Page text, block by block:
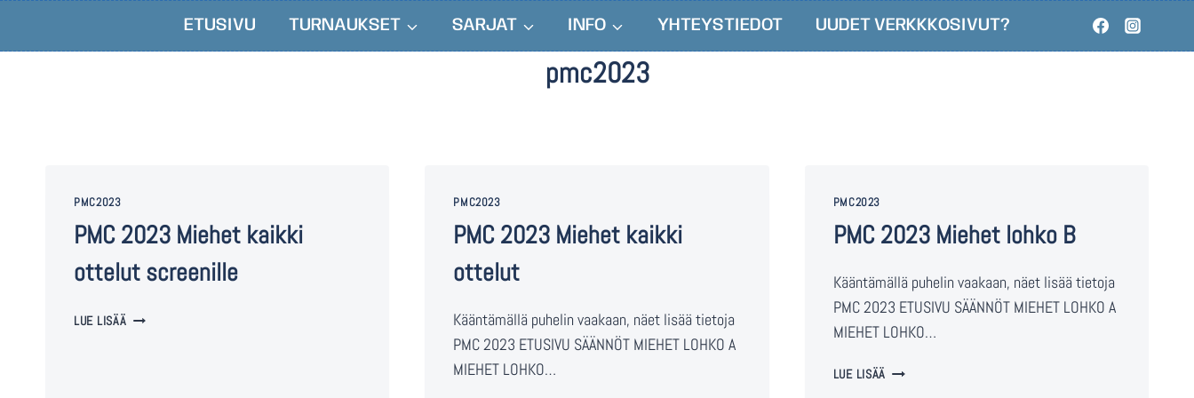
ETUSIVU TURNAUKSET SARJAT INFO YHTEYSTIEDOT UUDET VERKKKOSIVUT?
pmc2023
PMC2023
PMC 2023 Miehet kaikki
ottelut screenille
LUE LISÄÄ
PMC2023
PMC 2023 Miehet kaikki
ottelut
Kääntämällä puhelin vaakaan, näet lisää tietoja
PMC 2023 ETUSIVU SÄÄNNÖT MIEHET LOHKO A
MIEHET LOHKO…
PMC2023
PMC 2023 Miehet lohko B
Kääntämällä puhelin vaakaan, näet lisää tietoja
PMC 2023 ETUSIVU SÄÄNNÖT MIEHET LOHKO A
MIEHET LOHKO…
LUE LISÄÄ